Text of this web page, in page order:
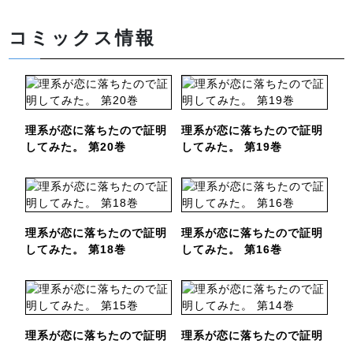
コミックス情報
理系が恋に落ちたので証明
してみた。 第20巻
理系が恋に落ちたので証明
してみた。 第19巻
理系が恋に落ちたので証明
してみた。 第18巻
理系が恋に落ちたので証明
してみた。 第16巻
理系が恋に落ちたので証明 理系が恋に落ちたので証明